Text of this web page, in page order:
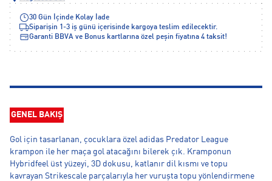
30 Gün İçinde Kolay İade
Siparişin 1-3 iş günü içerisinde kargoya teslim edilecektir.
Garanti BBVA ve Bonus kartlarına özel peşin fiyatına 4 taksit!
GENEL BAKIŞ
Gol için tasarlanan, çocuklara özel adidas Predator League
krampon ile her maça gol atacağını bilerek çık. Kramponun
Hybridfeel üst yüzeyi, 3D dokusu, katlanır dil kısmı ve topu
kavrayan Strikescale parçalarıyla her vuruşta topu yönlendirmene